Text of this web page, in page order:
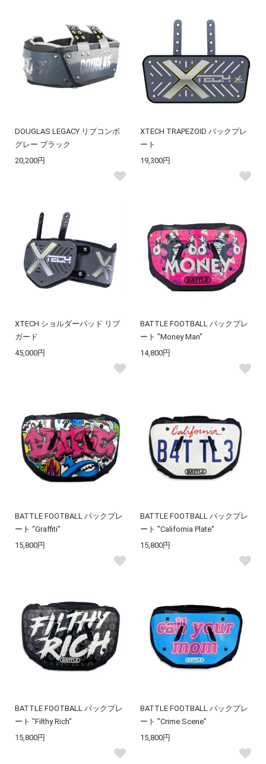
DOUGLAS LEGACY リブコンボ
グレー ブラック
20,200円
XTECH TRAPEZOID バックプレ
ート
19,300円
XTECH ショルダーパッド リブ
ガード
45,000円
BATTLE FOOTBALL バックプレ
ート "Money Man"
14,800円
BATTLE FOOTBALL バックプレ
ート "Graffiti"
15,800円
BATTLE FOOTBALL バックプレ
ート "California Plate"
15,800円
BATTLE FOOTBALL バックプレ
ート "Filthy Rich"
15,800円
BATTLE FOOTBALL バックプレ
ート "Crime Scene"
15,800円